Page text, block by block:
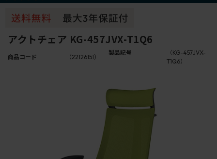
アクトチェア KG-457JVX-T1Q6
商品コード （22126151）
製品記号
（KG-457JVX-
T1Q6）